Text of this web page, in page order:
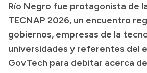
Boletín Oficial
Compras y licitaciones
Consulta de expedientes
Consulta de pago a proveedores
Río Negro fue protagonista de
TECNAP 2026, un encuentro
gobiernos, empresas de la
universidades y referentes del
GovTech para debitar acerca